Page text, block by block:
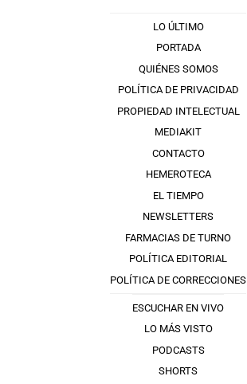
LO ÚLTIMO
PORTADA
QUIÉNES SOMOS
POLÍTICA DE PRIVACIDAD
PROPIEDAD INTELECTUAL
MEDIAKIT
CONTACTO
HEMEROTECA
EL TIEMPO
NEWSLETTERS
FARMACIAS DE TURNO
POLÍTICA EDITORIAL
POLÍTICA DE CORRECCIONES
ESCUCHAR EN VIVO
LO MÁS VISTO
PODCASTS
SHORTS